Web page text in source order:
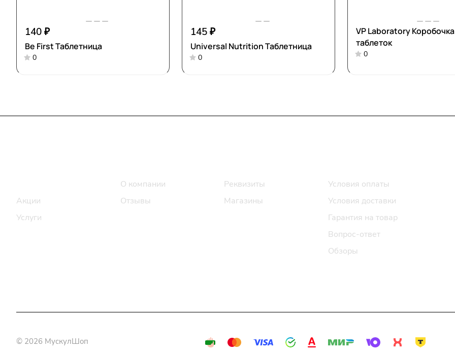
140 ₽
Be First Таблетница
0
145 ₽
Universal Nutrition Таблетница
0
VP Laboratory
таблеток
0
Акции
Услуги
О компании
Отзывы
Реквизиты
Магазины
Условия оплаты
Условия доставки
Гарантия на товар
Вопрос-ответ
Обзоры
© 2026 МускулШоп